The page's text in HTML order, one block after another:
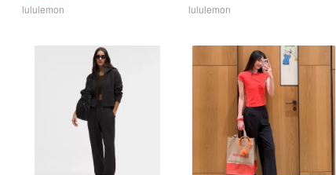
lululemon lululemon